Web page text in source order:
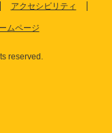
アクセシビリティ
ムページ
reserved.